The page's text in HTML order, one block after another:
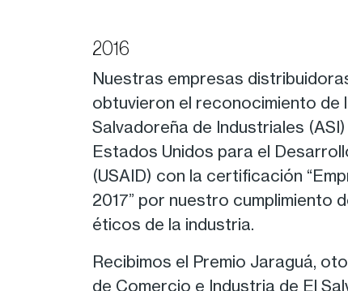
2016
Nuestras empresas
obtuvieron el reconocimiento de
Salvadoreña de Industriales
Estados Unidos para el
(USAID) con la certificación
2017” por nuestro cumplimiento
éticos de la industria.
Recibimos el Premio Jaraguá,
de Comercio e Industria de El